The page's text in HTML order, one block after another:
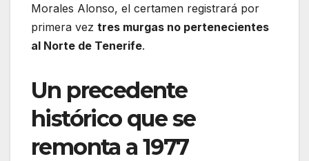
Morales Alonso, el certamen registrará por
primera vez tres murgas no pertenecientes
al Norte de Tenerife.
Un precedente
histórico que se
remonta a 1977